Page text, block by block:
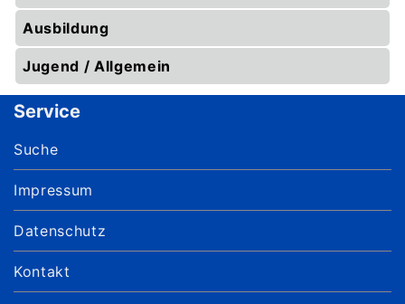
Ausbildung
Jugend / Allgemein
Service
Suche
Impressum
Datenschutz
Kontakt